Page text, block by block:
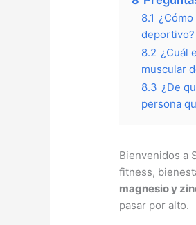
8.1
deportivo?
8.2 ¿Cuál
muscular
8.3 ¿De
persona
Bienvenidos a
fitness,
magnesio y
pasar por alto.